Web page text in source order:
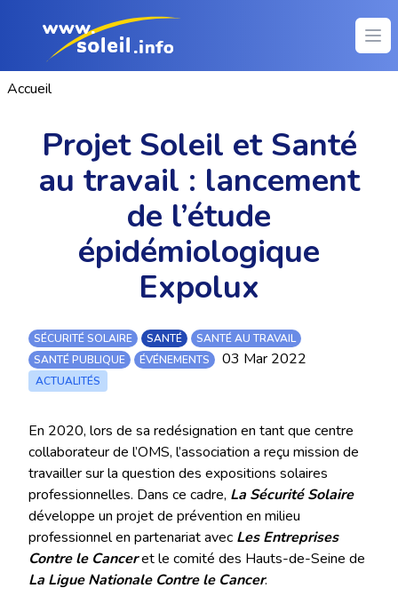
Accueil
Projet Soleil et Santé
au travail : lancement
de l’étude
épidémiologique
Expolux
SÉCURITÉ SOLAIRE SANTÉ
SANTÉ AU TRAVAIL
SANTÉ PUBLIQUE
ÉVÉNEMENTS 03 Mar 2022
ACTUALITÉS
En 2020, lors de sa redésignation en tant que centre
collaborateur de l’OMS, l’association a reçu mission de
travailler sur la question des expositions solaires
professionnelles. Dans ce cadre, La Sécurité Solaire
développe un projet de prévention en milieu
professionnel en partenariat avec Les Entreprises
Contre le Canceret le comité des Hauts-de-Seine de
La Ligue Nationale Contre le Cancer.